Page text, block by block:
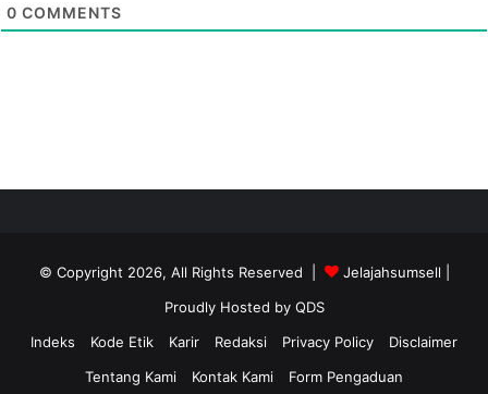
0 COMMENTS
© Copyright 2026, All Rights Reserved | Jelajahsumsell
Proudly Hosted by QDS
Indeks
Kode Etik Karir Redaksi Privacy Policy
Disclaimer
Tentang Kami
Kontak Kami Form Pengaduan